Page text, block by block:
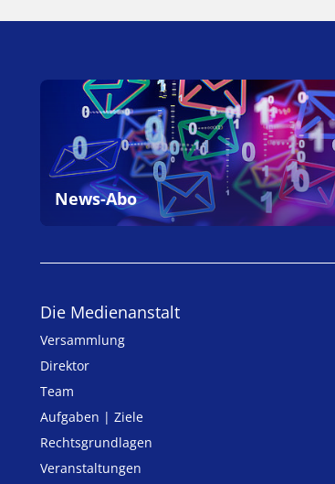
News-Abo
Die Medienanstalt
Versammlung
Direktor
Team
Aufgaben | Ziele
Rechtsgrundlagen
Veranstaltungen